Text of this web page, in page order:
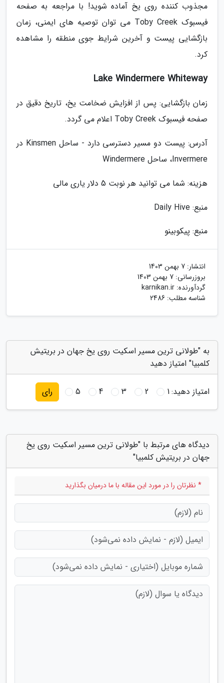
مجذوب کننده روی یخ آماده شوید! با مراجعه به صفحه
فیسبوک Toby Creek می توان توصیه های ایمنی، زمان
بازگشایی پیست و آخرین شرایط جوی منطقه را مشاهده
کرد.
Lake Windermere Whiteway
زمان بازگشایی: پس از افزایش ضخامت یخ، تاریخ دقیق در
صفحه فیسبوک Toby Creek اعلام می گردد.
آدرس: پیست دو مسیر دسترسی دارد - ساحل Kinsmen در
Invermere، ساحل Windermere
هزینه: شما می توانید هر نوبت 5 دلار یاری مالی
منبع: Daily Hive
منبع: پیکوبینو
انتشار: 7 بهمن 1403
بروزرسانی: 7 بهمن 1403
گردآورنده: karnikan.ir
شناسه مطلب: 2486
به "طولانی ترین مسیر اسکیت روی یخ جهان در بریتیش
کلمبیا" امتیاز دهید
امتیاز دهید:1
2
3
4
5 رای
دیدگاه های مرتبط با "طولانی ترین مسیر اسکیت روی یخ
جهان در بریتیش کلمبیا"
* نظرتان را در مورد این مقاله با ما درمیان بگذارید